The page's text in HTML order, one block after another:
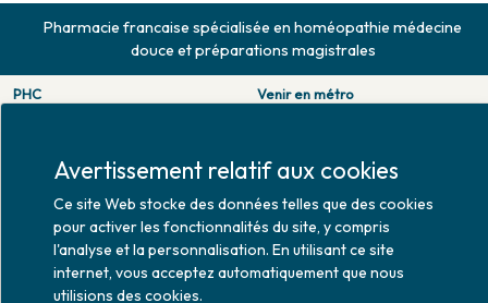
Pharmacie francaise spécialisée en homéopathie médecine
douce et préparations magistrales
PHC
Fax. 01 47 55 03 61
Horaires d'ouverture
Lundi : 10h30 - 20h00
Mardi au vendredi : 9h00 -
20h00
Samedi : 9h30 - 20h00
Venir en métro
Venir en bus
Jean Monet : ligne 52.
Avertissement relatif aux cookies
Ce site Web stocke des données telles que des cookies
pour activer les fonctionnalités du site, y compris
l'analyse et la personnalisation. En utilisant ce site
internet, vous acceptez automatiquement que nous
utilisions des cookies.